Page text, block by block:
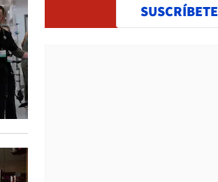
SUSCRÍBETE